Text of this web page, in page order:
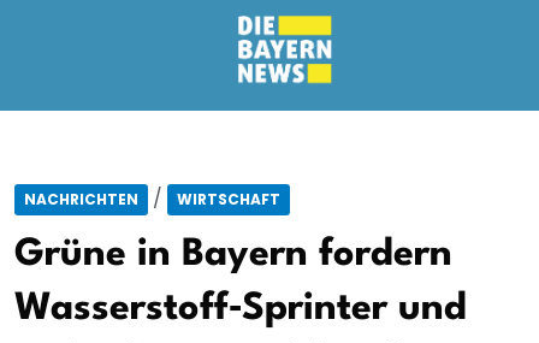
NACHRICHTEN / WIRTSCHAFT
Grüne in Bayern fordern
Wasserstoff‑Sprinter und